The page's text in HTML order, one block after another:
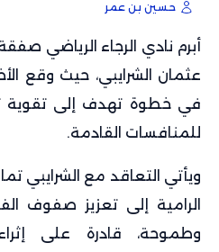
حسين بن عمر
أبرم نادي الرجاء الرياضي
عثمان الشرايبي، حيث وقع
في خطوة تهدف إلى تقوية
للمنافسات القادمة.
ويأتي التعاقد مع الشرايبي
الرامية إلى تعزيز صفوف
وطموحة، قادرة على